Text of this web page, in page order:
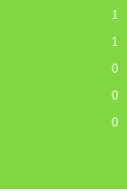
1
1
0
0
0